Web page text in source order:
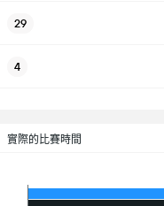
29
4
實際的比賽時間